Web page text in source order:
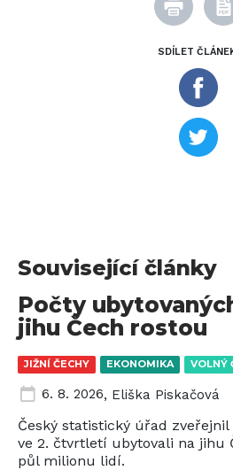
SDÍLET
Související články
JIŽNÍ ČECHY EKONOMIKA VOLNÝ
Počty
jihu Čech rostou
6. 8. 2026, Eliška Piskačová
Český statistický úřad
ve 2. čtvrtletí ubytovali na jihu
půl milionu lidí.